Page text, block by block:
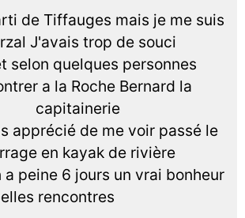
de Tiffauges mais je me suis
J'avais trop de souci
selon quelques personnes
a la Roche Bernard la
capitainerie
apprécié de me voir passé le
en kayak de rivière
a peine 6 jours un vrai bonheur
rencontres